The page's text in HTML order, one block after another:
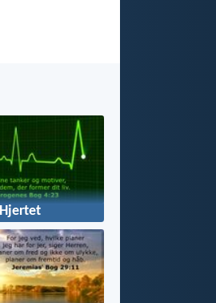
Hjertet